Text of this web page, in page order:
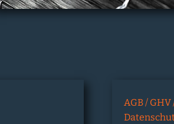
AGB / GHV